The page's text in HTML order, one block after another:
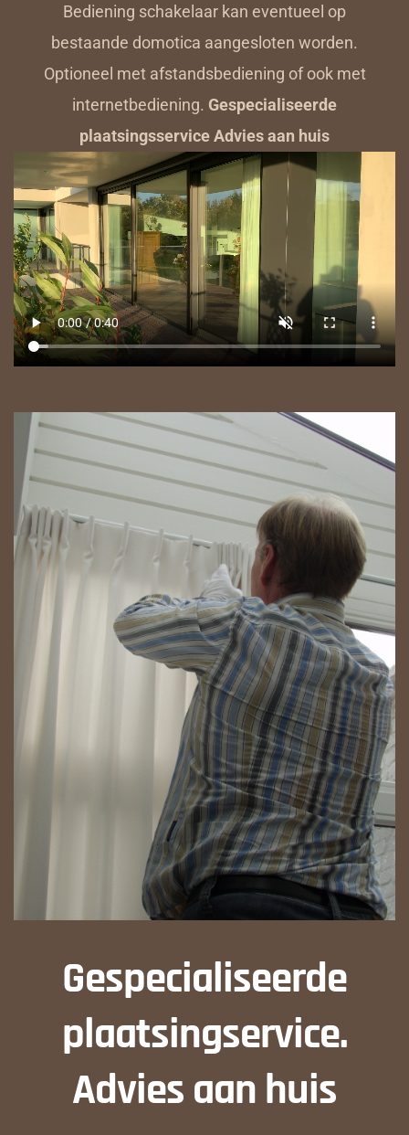
Bediening schakelaar kan eventueel op
bestaande domotica aangesloten worden.
Optioneel met afstandsbediening of ook met
internetbediening. Gespecialiseerde
plaatsingsservice Advies aan huis
Gespecialiseerde
plaatsingservice.
Advies aan huis